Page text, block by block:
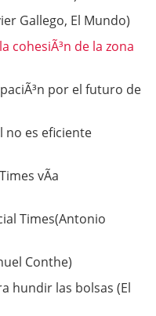
Gallego, El Mundo)
cohesiÃ³n de la zona
por el futuro de
no es eficiente
vÃ­a
Times(Antonio
Conthe)
hundir las bolsas (El